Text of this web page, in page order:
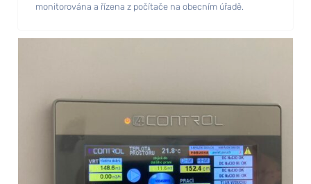
monitorována a řízena z počítače na obecním úřadě.